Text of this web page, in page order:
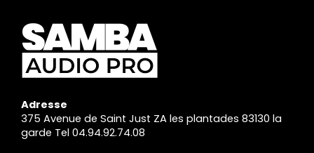
Adresse
375 Avenue de Saint Just ZA les plantades 83130 la
garde Tel 04.94.92.74.08